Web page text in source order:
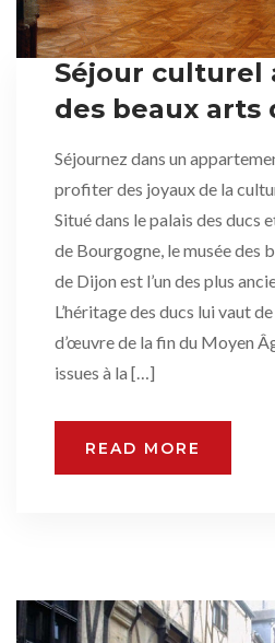
Séjour culturel
des beaux arts
Séjournez dans un
profiter des joyaux de la
Situé dans le palais des ducs
de Bourgogne, le musée des
de Dijon est l’un des plus
L’héritage des ducs lui vaut
d’œuvre de la fin du Moyen
issues à la […]
READ MORE